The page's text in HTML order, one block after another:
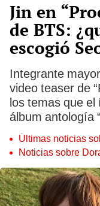
Jin en
de BTS:
escogió
Integrante
video teaser de
los temas que el
álbum antología
Últimas noticias
Noticias sobre